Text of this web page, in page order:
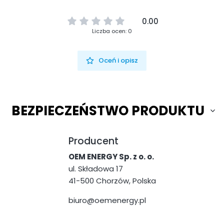
0.00
Liczba ocen: 0
Oceń i opisz
BEZPIECZEŃSTWO PRODUKTU
Producent
OEM ENERGY Sp. z o. o.
ul. Składowa 17
41-500 Chorzów, Polska
biuro@oemenergy.pl